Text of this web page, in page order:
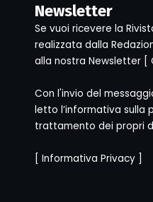
Newsletter
Se vuoi ricevere la
realizzata dalla
alla nostra Newsletter [
Con l'invio del
letto l’informativa sulla
trattamento dei propri
[ Informativa Privacy]